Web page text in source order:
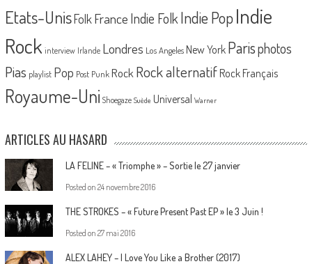
Etats-UnisFolk France Indie Folk Indie PopIndie
Rock interview Irlande Londres Los Angeles New York Parisphotos
Pias playlist Pop Post Punk Rock Rock alternatif Rock Français
Royaume-Uni Shoegaze Suède Universal Warner
ARTICLES AU HASARD
LA FELINE – « Triomphe » – Sortie le 27 janvier
Posted on 24 novembre 2016
THE STROKES – « Future Present Past EP » le 3 Juin !
Posted on 27 mai 2016
ALEX LAHEY – I Love You Like a Brother (2017)